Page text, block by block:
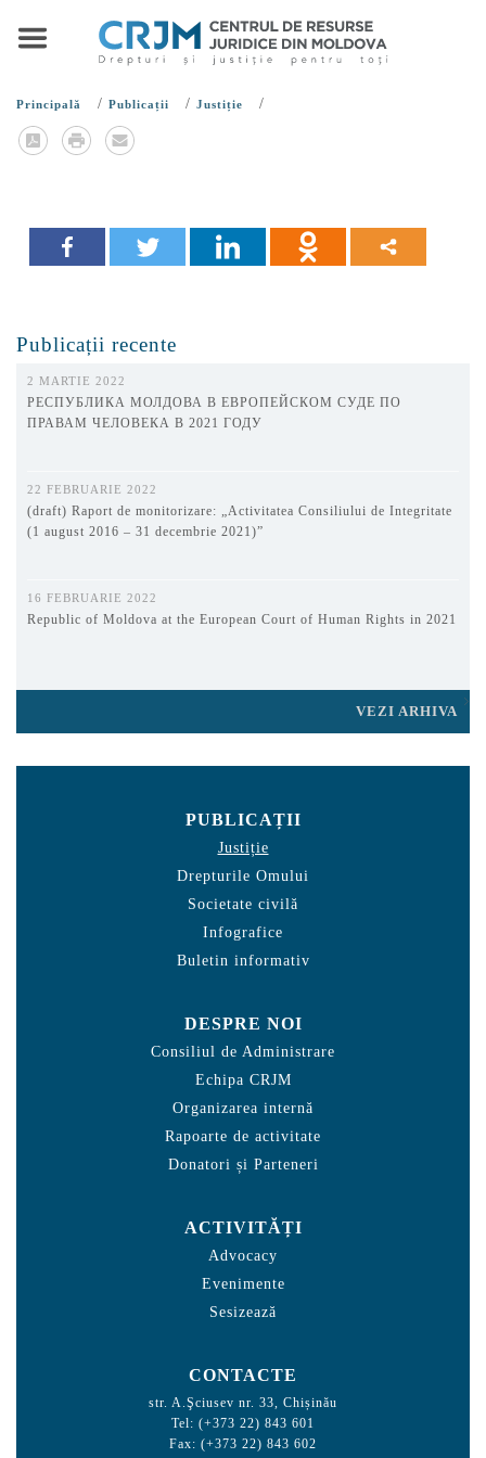
Principală / Publicații / Justiție /
Publicații recente
2 MARTIE 2022
РЕСПУБЛИКА МОЛДОВА В ЕВРОПЕЙСКОМ СУДЕ ПО
ПРАВАМ ЧЕЛОВЕКА В 2021 ГОДУ
22 FEBRUARIE 2022
(draft) Raport de monitorizare: „Activitatea Consiliului de Integritate
(1 august 2016 – 31 decembrie 2021)”
16 FEBRUARIE 2022
Republic of Moldova at the European Court of Human Rights in 2021
VEZI ARHIVA
PUBLICAȚII
Justiție
Drepturile Omului
Societate civilă
Infografice
Buletin informativ
DESPRE NOI
Consiliul de Administrare
Echipa CRJM
Organizarea internă
Rapoarte de activitate
Donatori și Parteneri
ACTIVITĂȚI
Advocacy
Evenimente
Sesizează
CONTACTE
str. A.Şciusev nr. 33, Chișinău
Tel: (+373 22) 843 601
Fax: (+373 22) 843 602